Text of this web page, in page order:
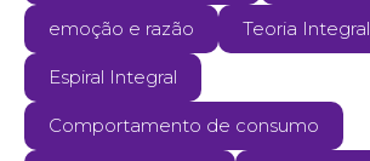
emoção e razão Teoria Integral
Espiral Integral
Comportamento de consumo